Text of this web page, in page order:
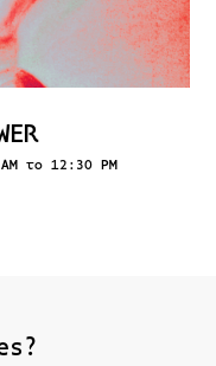
to 12:30 PM